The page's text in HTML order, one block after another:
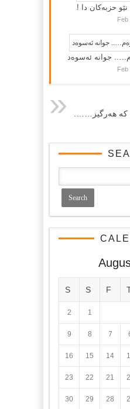
حزبەکان دا !
Feb
جوانە ئەسوەد
Feb
که‌ هه‌رگیز…….
F
S
S
1
2
7
8
9
14
15
16
21
22
23
28
29
30